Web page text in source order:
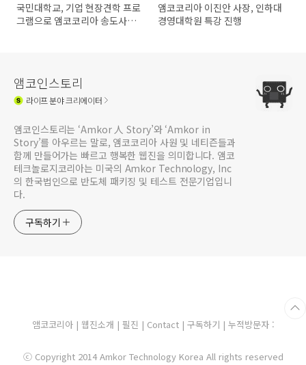
국민대학교, 기업 현장견학 프로
그램으로 앰코코리아 송도사업
앰코코리아 이진안 사장, 인하대
경영대학원 특강 진행
앰코인스토리
라이프분야 크리에이터
앰코인스토리는 ‘Amkor 人 Story’와 ‘Amkor in
Story’를 아우르는 말로, 앰코코리아 사원 및 네티즌들과
함께 만들어가는 빠르고 행복한 웹진을 의미합니다. 앰코
테크놀로지코리아는 미국의 Amkor Technology, Inc
의 한국법인으로 반도체 패키징 및 테스트 전문기업입니
다.
구독하기
앰코코리아| 웹진소개 | 필진 | Contact | 구독하기 | 누적방문자 :
ⓒ Copyright 2014 Amkor Technology Korea All rights reserved